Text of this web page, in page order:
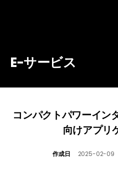
E-サービス
コンパクトパワーイン
向けアプリ
作成日 2025-02-09